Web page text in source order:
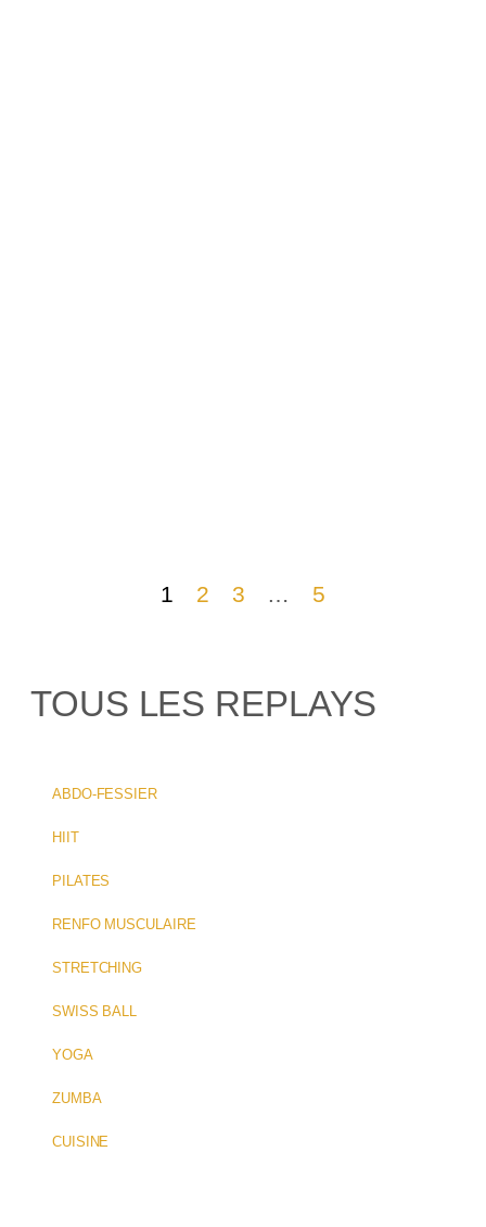
1 2 3 … 5
TOUS LES REPLAYS
ABDO-FESSIER
HIIT
PILATES
RENFO MUSCULAIRE
STRETCHING
SWISS BALL
YOGA
ZUMBA
CUISINE